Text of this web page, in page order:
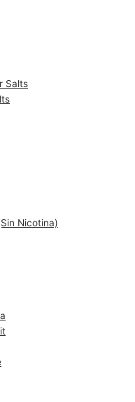
Salts
Nicotina)